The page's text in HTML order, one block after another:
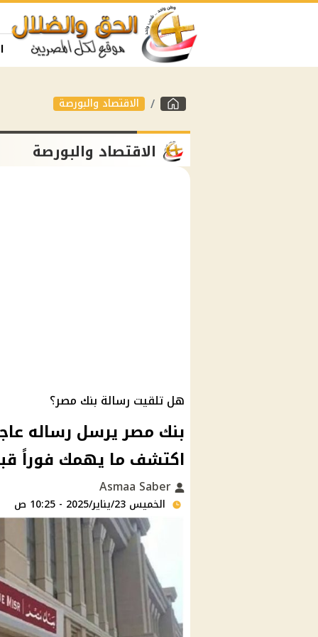
الاقتصاد والبورصة
الاقتصاد والبورصة
هل تلقيت رسالة بنك مصر؟
بنك مصر يرسل رساله
اكتشف ما يهمك فوراً
الخميس 23/يناير/2025 - 10:25 ص